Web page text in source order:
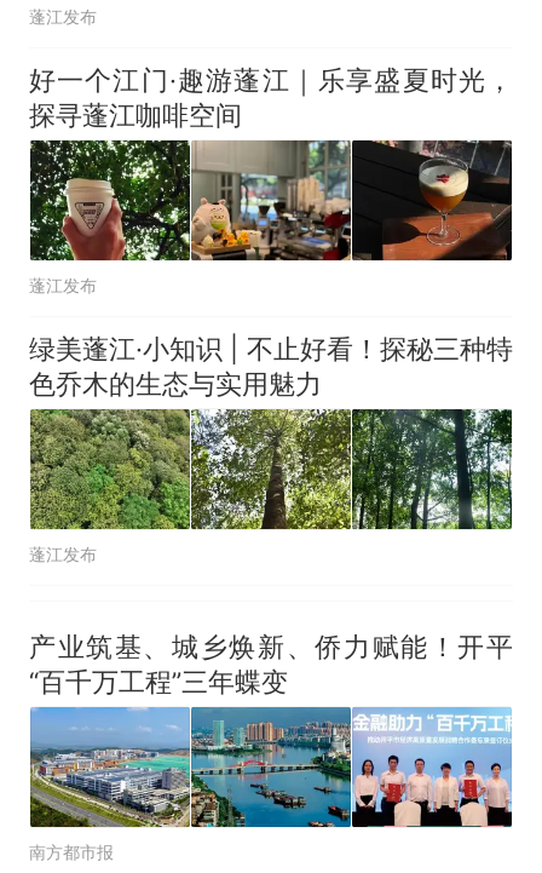
蓬江发布
好一个江门·趣游蓬江｜乐享盛夏时光，
探寻蓬江咖啡空间
蓬江发布
绿美蓬江·小知识 | 不止好看！探秘三种特
色乔木的生态与实用魅力
蓬江发布
产业筑基、城乡焕新、侨力赋能！开平
“百千万工程”三年蝶变
南方都市报